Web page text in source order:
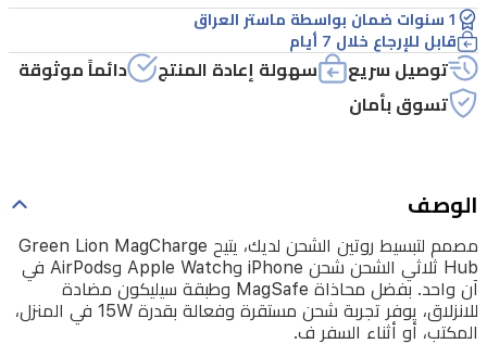
في
آن
واحد.
بفضل
وطبقة
سيليكون
مضادة
للانزلاق،
يوفر
1 سنوات ضمان بواسطة ماستر العراق
قابل للإرجاع خلال 7 أيام
توصيل سريع سهولة إعادة المنتج
دائماً موثوقة
تسوق بأمان
الوصف
مصمم لتبسيط روتين الشحن لديك، يتيح Green Lion MagCharge
Hub ثلاثي الشحن شحن iPhone وApple Watch وAirPods في
آن واحد. بفضل محاذاة MagSafe وطبقة سيليكون مضادة
للانزلاق، يوفر تجربة شحن مستقرة وفعالة بقدرة 15W في المنزل،
المكتب، أو أثناء السفر ف.